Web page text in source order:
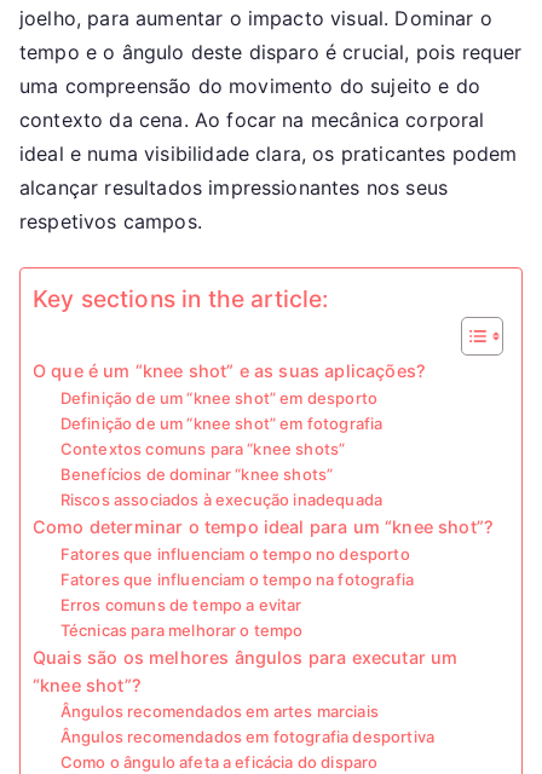
Técnica
joelho, para aumentar o impacto visual. Dominar o
tempo e o ângulo deste disparo é crucial, pois requer
uma compreensão do movimento do sujeito e do
contexto da cena. Ao focar na mecânica corporal
ideal e numa visibilidade clara, os praticantes podem
alcançar resultados impressionantes nos seus
respetivos campos.
Key sections in the article:
O que é um “knee shot” e as suas aplicações?
Definição de um “knee shot” em desporto
Definição de um “knee shot” em fotografia
Contextos comuns para “knee shots”
Benefícios de dominar “knee shots”
Riscos associados à execução inadequada
Como determinar o tempo ideal para um “knee shot”?
Fatores que influenciam o tempo no desporto
Fatores que influenciam o tempo na fotografia
Erros comuns de tempo a evitar
Técnicas para melhorar o tempo
Quais são os melhores ângulos para executar um
“knee shot”?
Ângulos recomendados em artes marciais
Ângulos recomendados em fotografia desportiva
Como o ângulo afeta a eficácia do disparo